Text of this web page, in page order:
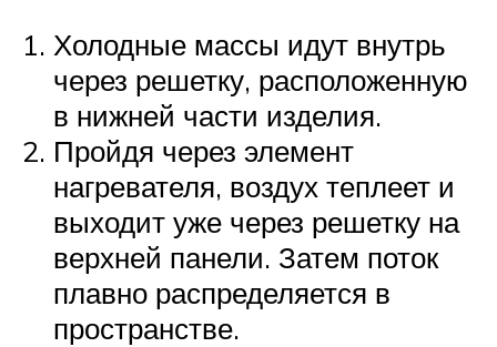
Холодные массы идут внутрь
через решетку, расположенную
в нижней части изделия.
Пройдя через элемент
нагревателя, воздух теплеет и
выходит уже через решетку на
верхней панели. Затем поток
плавно распределяется в
пространстве.